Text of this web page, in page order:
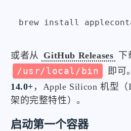
或者从 GitHub Releases 下
/usr/local/bin
即可
14.0+ ，Apple Silicon 机型
架的完整特性）。
启动第一个容器